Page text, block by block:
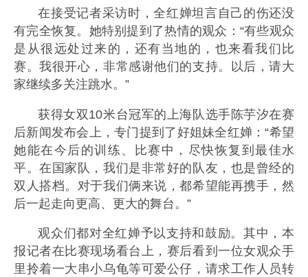
在接受记者采访时，全红婵坦言自己的伤还没
有完全恢复。她特别提到了热情的观众：“有些观众
是从很远处过来的，还有当地的，也来看我们比
赛。我很开心，非常感谢他们的支持。以后，请大
家继续多关注跳水。”
获得女双10米台冠军的上海队选手陈芋汐在赛
后新闻发布会上，专门提到了好姐妹全红婵：“希望
她能在今后的训练、比赛中，尽快恢复到最佳水
平。在国家队，我们是非常好的队友，也是曾经的
双人搭档。对于我们俩来说，都希望能再携手，然
后一起走向更高、更大的舞台。”
观众们都对全红婵予以支持和鼓励。其中，本
报记者在比赛现场看台上，赛后看到一位女观众手
里拎着一大串小乌龟等可爱公仔，请求工作人员转